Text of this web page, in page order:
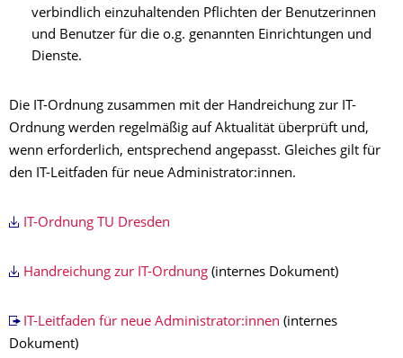
verbindlich einzuhaltenden Pflichten der Benutzerinnen
und Benutzer für die o.g. genannten Einrichtungen und
Dienste.
Die IT-Ordnung zusammen mit der Handreichung zur IT-
Ordnung werden regelmäßig auf Aktualität überprüft und,
wenn erforderlich, entsprechend angepasst. Gleiches gilt für
den IT-Leitfaden für neue Administrator:innen.
IT-Ordnung TU Dresden
Handreichung zur IT-Ordnung(internes Dokument)
IT-Leitfaden für neue Administrator:innen (internes
Dokument)